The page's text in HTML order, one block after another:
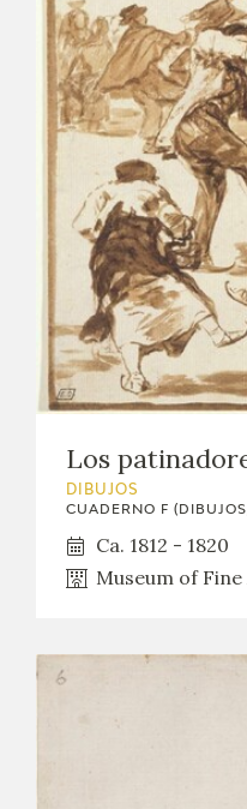
Los
DIBUJOS
CUADERNO F
Ca. 1812 - 1820
Museum of